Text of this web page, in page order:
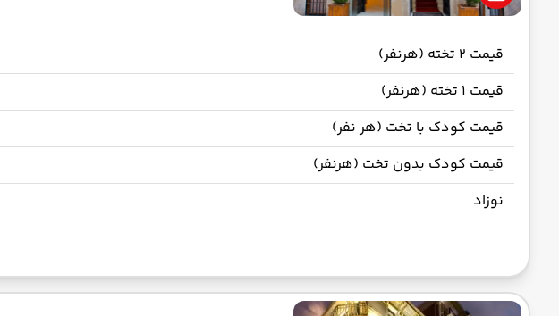
قیمت 2 تخته (هرنفر)
قیمت 1 تخته (هرنفر)
قیمت کودک با تخت (هر نفر)
قیمت کودک بدون تخت (هرنفر)
نوزاد